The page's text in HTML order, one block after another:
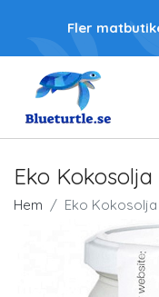
Fler
Eko
Hem Eko